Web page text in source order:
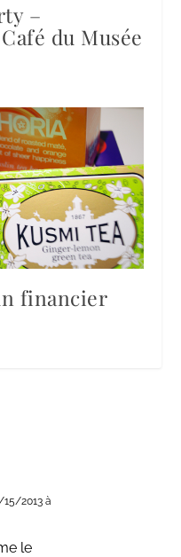
–
du Musée
financier
2013 à
le